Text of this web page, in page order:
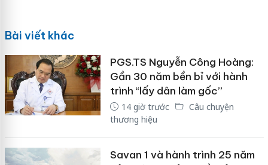
Bài viết khác
PGS.TS Nguyễn Công Hoàng:
Gần 30 năm bền bỉ với hành
trình “lấy dân làm gốc”
14 giờ trước
Câu chuyện
thương hiệu
Savan 1 và hành trình 25 năm